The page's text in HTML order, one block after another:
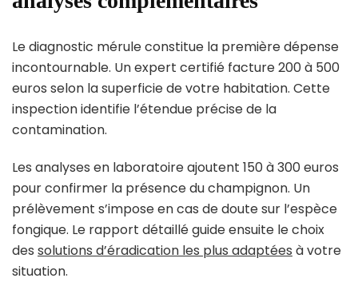
Le diagnostic mérule constitue la première dépense
incontournable. Un expert certifié facture 200 à 500
euros selon la superficie de votre habitation. Cette
inspection identifie l’étendue précise de la
contamination.
Les analyses en laboratoire ajoutent 150 à 300 euros
pour confirmer la présence du champignon. Un
prélèvement s’impose en cas de doute sur l’espèce
fongique. Le rapport détaillé guide ensuite le choix
des solutions d’éradication les plus adaptées à votre
situation.